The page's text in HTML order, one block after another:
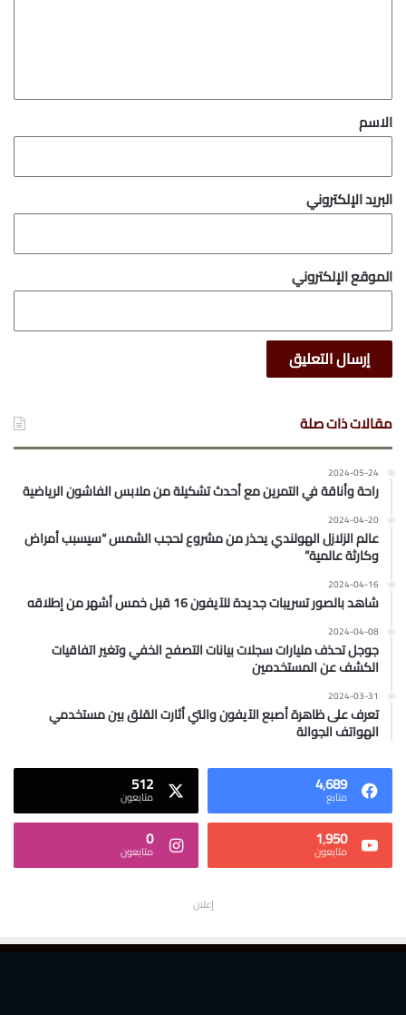
*
الاسم
البريد الإلكتروني
الموقع الإلكتروني
مقالات ذات صلة
2024-05-24
راحة وأناقة في التمرين مع أحدث تشكيلة من ملابس الفاشون الرياضية
2024-04-20
عالم الزلازل الهولندي يحذر من مشروع لحجب الشمس “سيسبب أمراض
وكارثة عالمية”
2024-04-16
شاهد بالصور تسريبات جديدة للآيفون 16 قبل خمس أشهر من إطلاقه
2024-04-08
جوجل تحذف مليارات سجلات بيانات التصفح الخفي وتغير اتفاقيات
الكشف عن المستخدمين
2024-03-31
تعرف على ظاهرة أصبع الآيفون والتي أثارت القلق بين مستخدمي
الهواتف الجوالة
4٬689
متابع 512
متابعون
1٬950
متابعون 0
متابعون
إعلان